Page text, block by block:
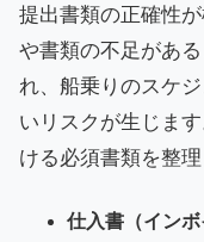
提出書類の正確性
や書類の不足があ
れ、船乗りのスケ
いリスクが生じま
ける必須書類を整理
仕入書（イン